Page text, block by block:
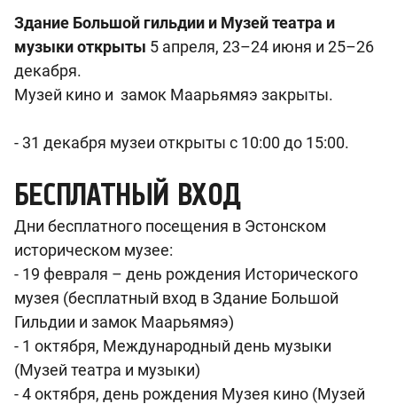
Здание Большой гильдии и Музей театра и
музыки открыты 5 апреля, 23–24 июня и 25–26
декабря.
Музей кино и замок Маарьямяэ закрыты.
- 31 декабря музеи открыты с 10:00 до 15:00.
БЕСПЛАТНЫЙ ВХОД
Дни бесплатного посещения в Эстонском
историческом музее:
- 19 февраля – день рождения Исторического
музея (бесплатный вход в Здание Большой
Гильдии и замок Маарьямяэ)
- 1 октября, Международный день музыки
(Музей театра и музыки)
- 4 октября, день рождения Музея кино (Музей